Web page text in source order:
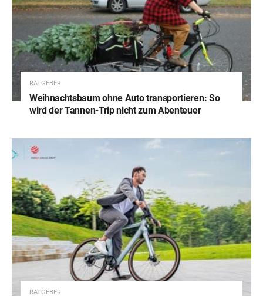
RATGEBER
Weihnachtsbaum ohne Auto transportieren: So
wird der Tannen-Trip nicht zum Abenteuer
RATGEBER